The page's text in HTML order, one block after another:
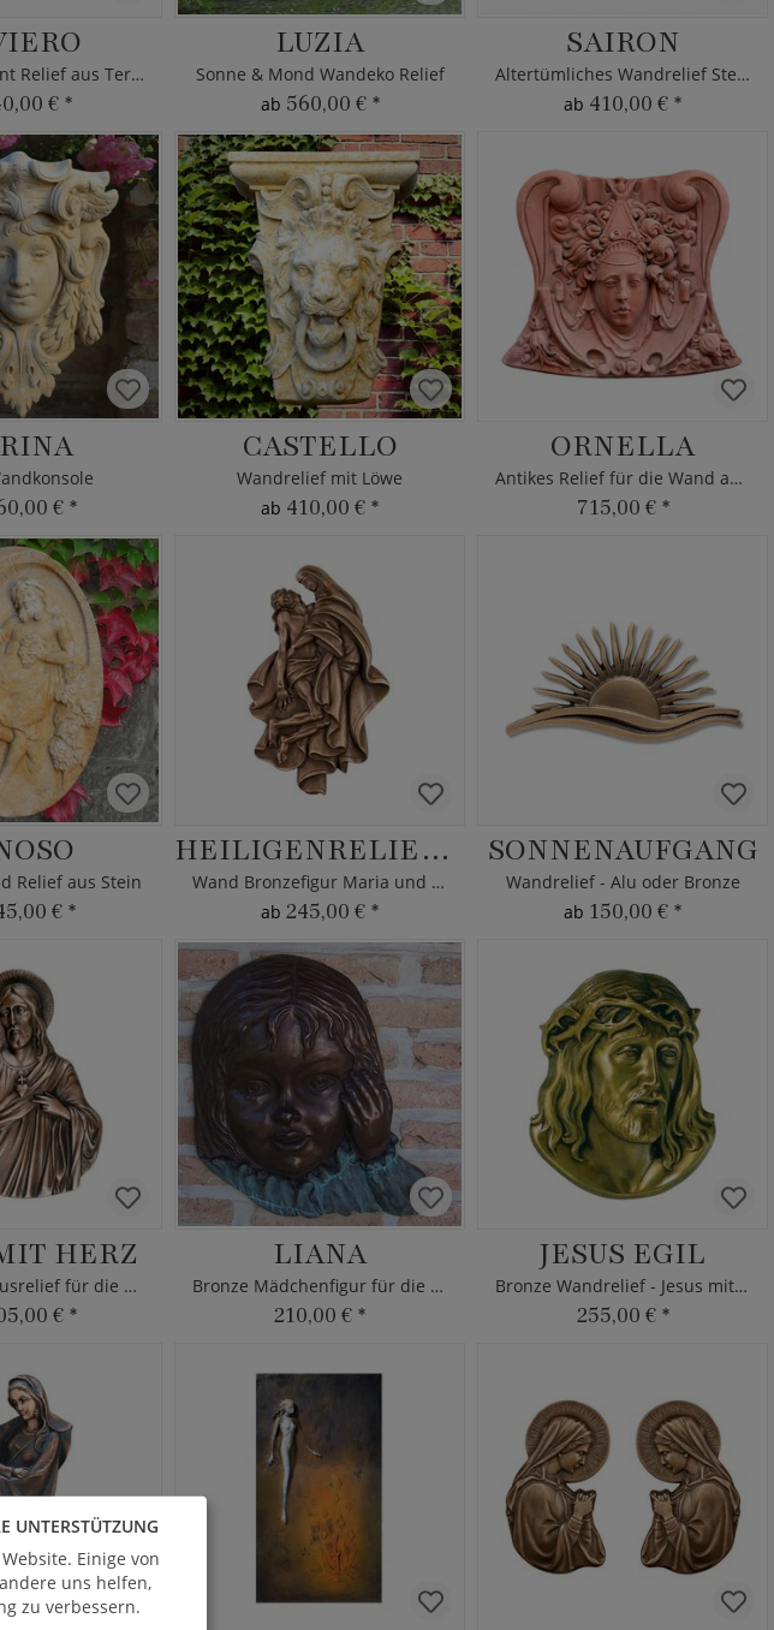
Wandornament Relief aus Terrakotta
€ *
LUZIA
Sonne & Mond Wandeko Relief
ab 560,00 € *
SAIRON
Altertümliches Wandrelief Steinguss
ab 410,00 € *
€ *
CASTELLO
Wandrelief mit Löwe
ab 410,00 € *
ORNELLA
Antikes Relief für die Wand aus Terrakotta
715,00 € *
Relief aus Stein
€ *
HEILIGENRELIEF PIETA
Wand Bronzefigur Maria und Jesus
ab 245,00 € *
SONNENAUFGANG
Wandrelief - Alu oder Bronze
ab 150,00 € *
HERZ
Bronze Christusrelief für die Wand
€ *
LIANA
Bronze Mädchenfigur für die Wand
210,00 € *
JESUS EGIL
Bronze Wandrelief - Jesus mit Kranz
255,00 € *
UNTERSTÜTZUNG
Einige von
uns helfen,
zu verbessern.